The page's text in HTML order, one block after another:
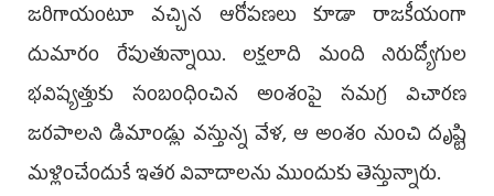
జరిగాయంటూ వచ్చిన ఆరోపణలు కూడా రాజకీయంగా
దుమారం రేపుతున్నాయి. లక్షలాది మంది నిరుద్యోగుల
భవిష్యత్తుకు సంబంధించిన అంశంపై సమగ్ర విచారణ
జరపాలని డిమాండ్లు వస్తున్న వేళ, ఆ అంశం నుంచి దృష్టి
మళ్లించేందుకే ఇతర వివాదాలను ముందుకు తెస్తున్నారు.